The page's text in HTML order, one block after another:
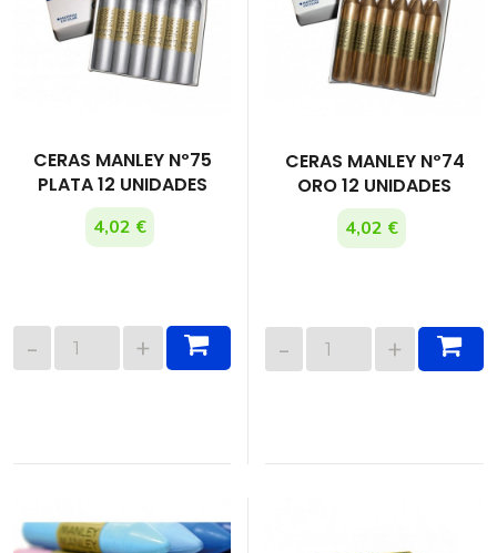
CERAS MANLEY Nº75
PLATA 12 UNIDADES
4,02 €
CERAS MANLEY Nº74
ORO 12 UNIDADES
4,02 €